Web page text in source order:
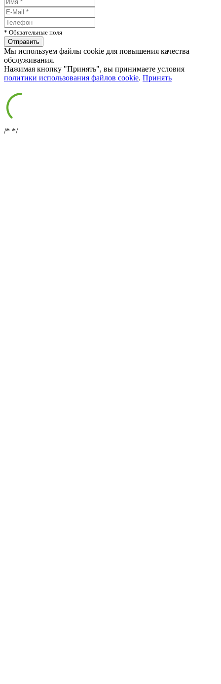
* Обязательные поля
Мы используем файлы cookie для повышения качества
обслуживания.
Нажимая кнопку "Принять", вы принимаете условия
политики использования файлов cookie. Принять
/* */